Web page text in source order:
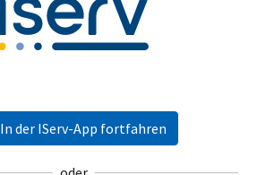
In der IServ-App fortfahren